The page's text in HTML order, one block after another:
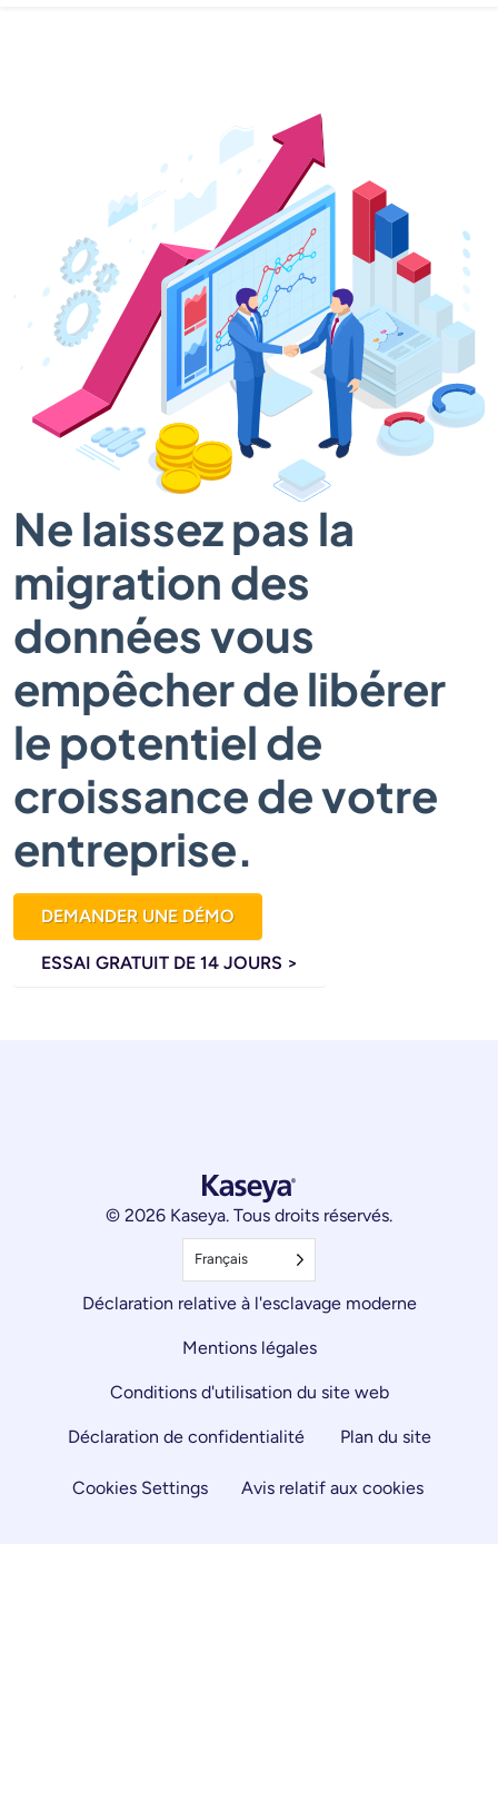
Ne laissez pas la
migration des
données vous
empêcher de libérer
le potentiel de
croissance de votre
entreprise.
DEMANDER UNE DÉMO
ESSAI GRATUIT DE 14 JOURS >
© 2026 Kaseya. Tous droits réservés.
Français
Déclaration relative à l'esclavage moderne
Mentions légales
Conditions d'utilisation du site web
Déclaration de confidentialité Plan du site
Cookies Settings Avis relatif aux cookies